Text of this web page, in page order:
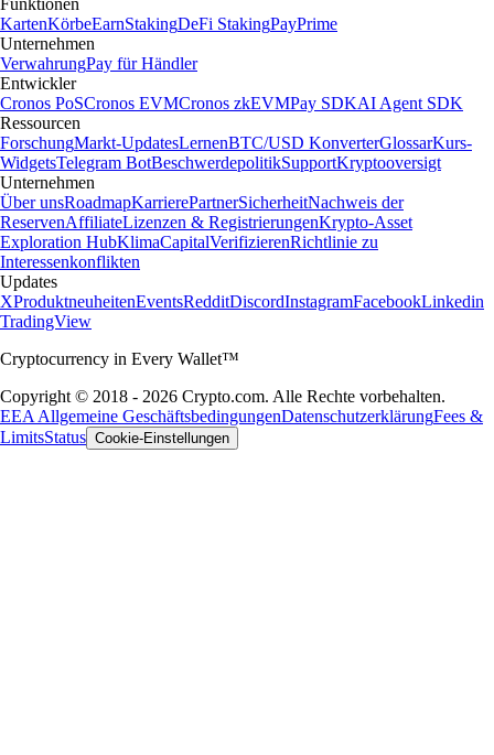
Funktionen
KartenKörbeEarnStakingDeFi StakingPayPrime
Unternehmen
VerwahrungPay für Händler
Entwickler
Cronos PoSCronos EVMCronos zkEVMPay SDKAI Agent SDK
Ressourcen
ForschungMarkt-UpdatesLernenBTC/USD KonverterGlossarKurs-
WidgetsTelegram BotBeschwerdepolitikSupportKryptooversigt
Unternehmen
Über unsRoadmapKarrierePartnerSicherheitNachweis der
ReservenAffiliateLizenzen & RegistrierungenKrypto-Asset
Exploration HubKlimaCapitalVerifizierenRichtlinie zu
Interessenkonflikten
Updates
XProduktneuheitenEventsRedditDiscordInstagramFacebookLinkedin
TradingView
Cryptocurrency in Every Wallet™
Copyright © 2018 - 2026 Crypto.com. Alle Rechte vorbehalten.
EEA Allgemeine GeschäftsbedingungenDatenschutzerklärungFees &
LimitsStatus Cookie-Einstellungen